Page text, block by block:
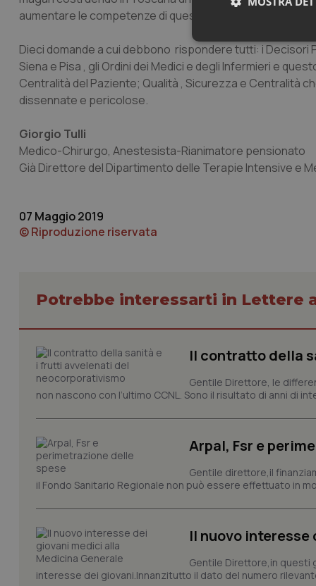
aumentare le competenze di questo straordinario
Dieci domande a cui debbono rispondere tutti: i Decisori
Siena e Pisa , gli Ordini dei Medici e degli Infermieri e
Centralità del Paziente; Qualità , Sicurezza e
dissennate e pericolose.
Giorgio Tulli
Medico-Chirurgo, Anestesista-Rianimatore pensionato
Già Direttore del Dipartimento delle Terapie Intensive e
07 Maggio 2019
© Riproduzione riservata
Potrebbe interessarti in Lettere
Il contratto della
Gentile Direttore, le
non nascono con l’ultimo CCNL. Sono il risultato di anni di
Arpal, Fsr e
Gentile direttore,il
il Fondo Sanitario Regionale non può essere effettuato in
Il nuovo
Gentile Direttore,in questi
interesse dei giovani.Innanzitutto il dato del numero
I cookie necessari
tracking-sites-
tracking-enable
tracking-sites-
session-id
PHPSESSID